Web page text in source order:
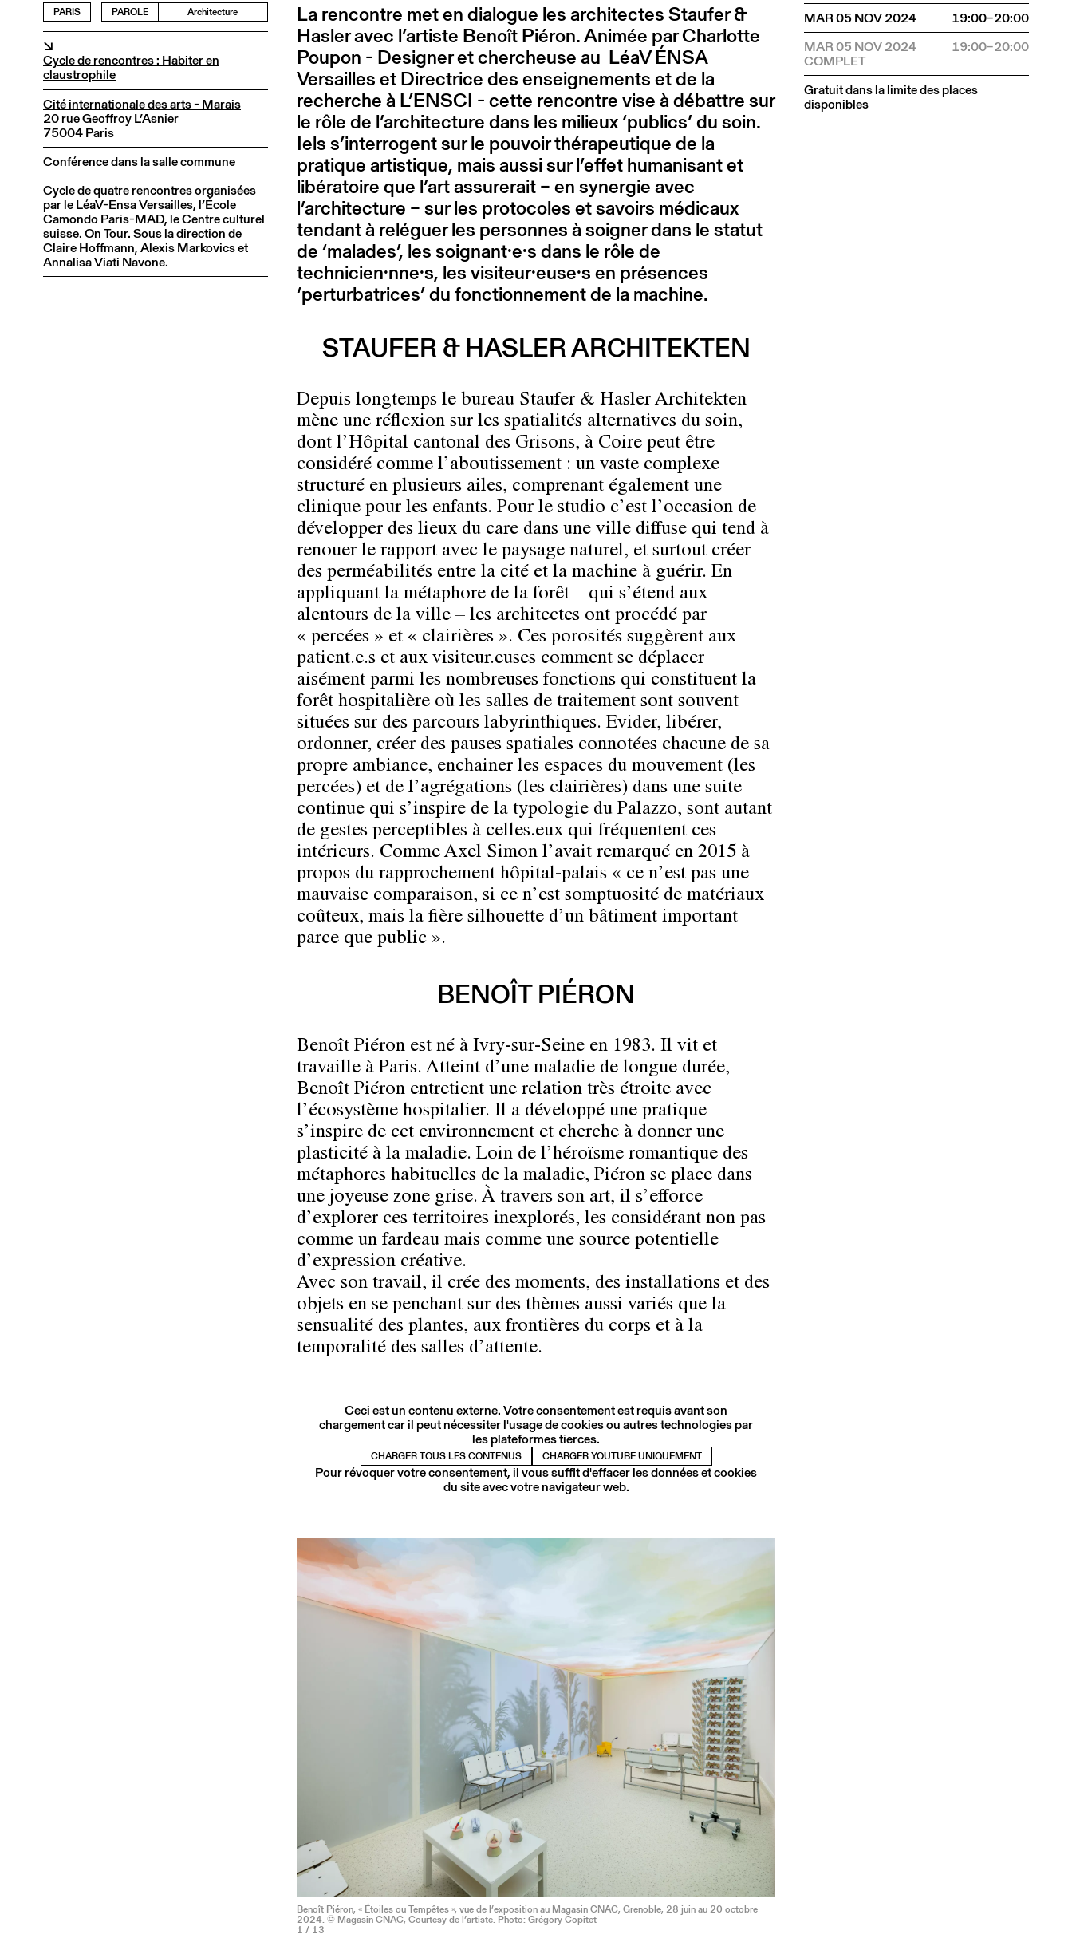
PARIS PAROLE Architecture
↘
Cycle de rencontres : Habiter en
claustrophile
Cité internationale des arts - Marais
20 rue Geoffroy L’Asnier
75004 Paris
Conférence dans la salle commune
Cycle de quatre rencontres organisées
par le LéaV-Ensa Versailles, l’École
Camondo Paris-MAD, le Centre culturel
suisse. On Tour. Sous la direction de
Claire Hoffmann, Alexis Markovics et
Annalisa Viati Navone.
La rencontre met en dialogue les architectes Staufer &
Hasler avec l’artiste Benoît Piéron. Animée par Charlotte
Poupon - Designer et chercheuse au LéaV ÉNSA
Versailles et Directrice des enseignements et de la
recherche à L’ENSCI - cette rencontre vise à débattre sur
le rôle de l’architecture dans les milieux ‘publics’ du soin.
Iels s’interrogent sur le pouvoir thérapeutique de la
pratique artistique, mais aussi sur l’effet humanisant et
libératoire que l’art assurerait – en synergie avec
l’architecture – sur les protocoles et savoirs médicaux
tendant à reléguer les personnes à soigner dans le statut
de ‘malades’, les soignant·e·s dans le rôle de
technicien·nne·s, les visiteur·euse·s en présences
‘perturbatrices’ du fonctionnement de la machine.
STAUFER & HASLER ARCHITEKTEN
Depuis longtemps le bureau Staufer & Hasler Architekten
mène une réflexion sur les spatialités alternatives du soin,
dont l’Hôpital cantonal des Grisons, à Coire peut être
considéré comme l’aboutissement : un vaste complexe
structuré en plusieurs ailes, comprenant également une
clinique pour les enfants. Pour le studio c’est l’occasion de
développer des lieux du care dans une ville diffuse qui tend à
renouer le rapport avec le paysage naturel, et surtout créer
des perméabilités entre la cité et la machine à guérir. En
appliquant la métaphore de la forêt – qui s’étend aux
alentours de la ville – les architectes ont procédé par
« percées » et « clairières ». Ces porosités suggèrent aux
patient.e.s et aux visiteur.euses comment se déplacer
aisément parmi les nombreuses fonctions qui constituent la
forêt hospitalière où les salles de traitement sont souvent
situées sur des parcours labyrinthiques. Evider, libérer,
ordonner, créer des pauses spatiales connotées chacune de sa
propre ambiance, enchainer les espaces du mouvement (les
percées) et de l’agrégations (les clairières) dans une suite
continue qui s’inspire de la typologie du Palazzo, sont autant
de gestes perceptibles à celles.eux qui fréquentent ces
intérieurs. Comme Axel Simon l’avait remarqué en 2015 à
propos du rapprochement hôpital-palais « ce n’est pas une
mauvaise comparaison, si ce n’est somptuosité de matériaux
coûteux, mais la fière silhouette d’un bâtiment important
parce que public ».
BENOÎT PIÉRON
Benoît Piéron est né à Ivry-sur-Seine en 1983. Il vit et
travaille à Paris. Atteint d’une maladie de longue durée,
Benoît Piéron entretient une relation très étroite avec
l’écosystème hospitalier. Il a développé une pratique
s’inspire de cet environnement et cherche à donner une
plasticité à la maladie. Loin de l’héroïsme romantique des
métaphores habituelles de la maladie, Piéron se place dans
une joyeuse zone grise. À travers son art, il s’efforce
d’explorer ces territoires inexplorés, les considérant non pas
comme un fardeau mais comme une source potentielle
d’expression créative.
Avec son travail, il crée des moments, des installations et des
objets en se penchant sur des thèmes aussi variés que la
sensualité des plantes, aux frontières du corps et à la
temporalité des salles d’attente.
Ceci est un contenu externe. Votre consentement est requis avant son
chargement car il peut nécessiter l'usage de cookies ou autres technologies par
les plateformes tierces.
CHARGER TOUS LES CONTENUS CHARGER YOUTUBE UNIQUEMENT
Pour révoquer votre consentement, il vous suffit d'effacer les données et cookies
du site avec votre navigateur web.
Benoît Piéron, « Étoiles ou Tempêtes », vue de l’exposition au Magasin CNAC, Grenoble, 28 juin au 20 octobre
2024. © Magasin CNAC, Courtesy de l’artiste. Photo: Grégory Copitet
1 / 13
MAR 05 NOV 2024
19:00–20:00
MAR 05 NOV 2024
19:00–20:00
Gratuit dans la limite des places
disponibles